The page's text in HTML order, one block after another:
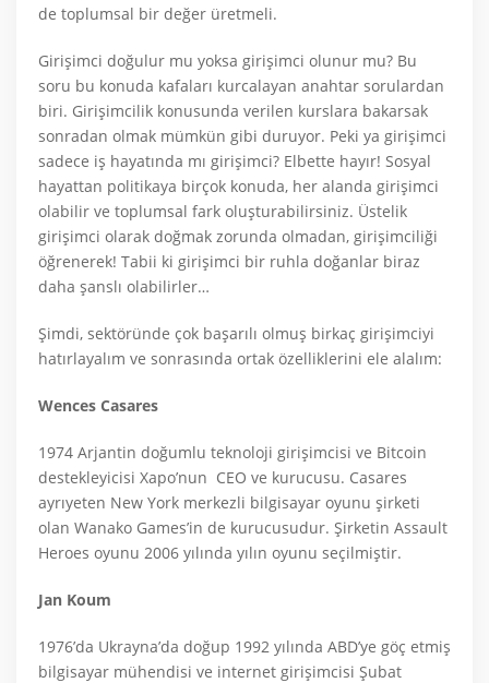
de toplumsal bir değer üretmeli.
Girişimci doğulur mu yoksa girişimci olunur mu? Bu
soru bu konuda kafaları kurcalayan anahtar sorulardan
biri. Girişimcilik konusunda verilen kurslara bakarsak
sonradan olmak mümkün gibi duruyor. Peki ya girişimci
sadece iş hayatında mı girişimci? Elbette hayır! Sosyal
hayattan politikaya birçok konuda, her alanda girişimci
olabilir ve toplumsal fark oluşturabilirsiniz. Üstelik
girişimci olarak doğmak zorunda olmadan, girişimciliği
öğrenerek! Tabii ki girişimci bir ruhla doğanlar biraz
daha şanslı olabilirler…
Şimdi, sektöründe çok başarılı olmuş birkaç girişimciyi
hatırlayalım ve sonrasında ortak özelliklerini ele alalım:
Wences Casares
1974 Arjantin doğumlu teknoloji girişimcisi ve Bitcoin
destekleyicisi Xapo’nun CEO ve kurucusu. Casares
ayrıyeten New York merkezli bilgisayar oyunu şirketi
olan Wanako Games’in de kurucusudur. Şirketin Assault
Heroes oyunu 2006 yılında yılın oyunu seçilmiştir.
Jan Koum
1976’da Ukrayna’da doğup 1992 yılında ABD’ye göç etmiş
bilgisayar mühendisi ve internet girişimcisi Şubat